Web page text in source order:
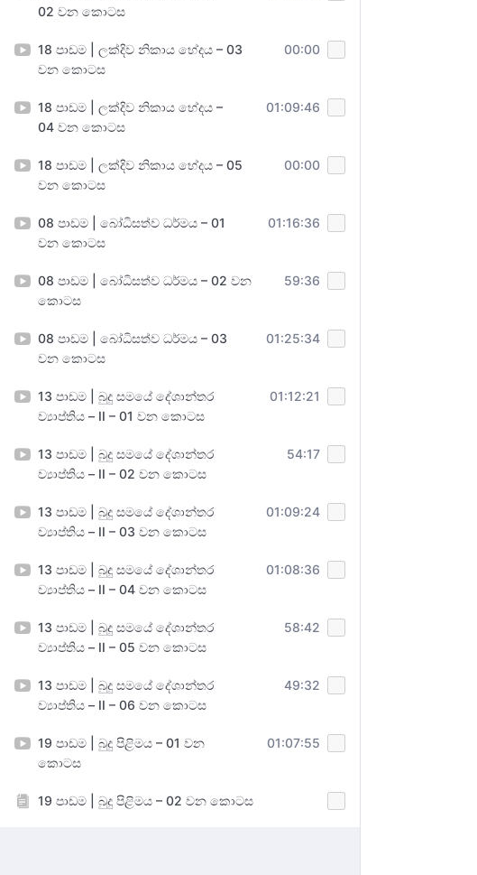
02 වන කොටස
18 පාඩම | ලක්දිව නිකාය භේදය – 03
වන කොටස
00:00
18 පාඩම | ලක්දිව නිකාය භේදය –
04 වන කොටස
01:09:46
18 පාඩම | ලක්දිව නිකාය භේදය – 05
වන කොටස
00:00
08 පාඩම | බෝධිසත්ව ධර්මය – 01
වන කොටස
01:16:36
08 පාඩම | බෝධිසත්ව ධර්මය – 02 වන
කොටස
59:36
08 පාඩම | බෝධිසත්ව ධර්මය – 03
වන කොටස
01:25:34
13 පාඩම | බුදු සමයේ දේශාන්තර
ව්‍යාප්තිය – II – 01 වන කොටස
01:12:21
13 පාඩම | බුදු සමයේ දේශාන්තර
ව්‍යාප්තිය – II – 02 වන කොටස
54:17
13 පාඩම | බුදු සමයේ දේශාන්තර
ව්‍යාප්තිය – II – 03 වන කොටස
01:09:24
13 පාඩම | බුදු සමයේ දේශාන්තර
ව්‍යාප්තිය – II – 04 වන කොටස
01:08:36
13 පාඩම | බුදු සමයේ දේශාන්තර
ව්‍යාප්තිය – II – 05 වන කොටස
58:42
13 පාඩම | බුදු සමයේ දේශාන්තර
ව්‍යාප්තිය – II – 06 වන කොටස
49:32
19 පාඩම | බුදු පිළිමය – 01 වන
කොටස
01:07:55
19 පාඩම | බුදු පිළිමය – 02 වන කොටස